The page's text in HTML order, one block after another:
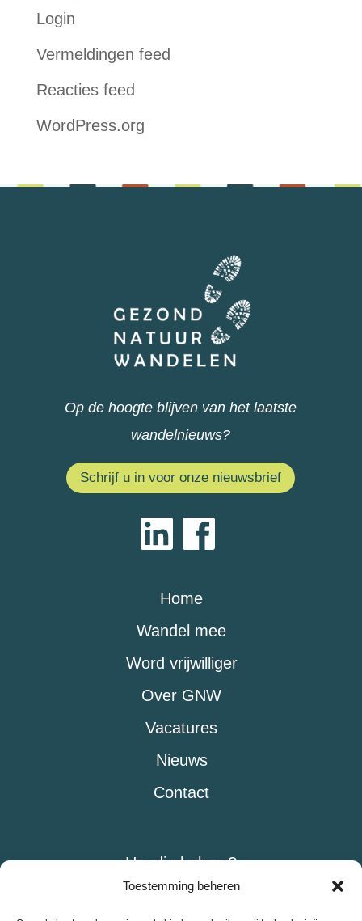
Toestemming beheren
Login
Vermeldingen feed
Reacties feed
WordPress.org
Op de hoogte blijven van het laatste
wandelnieuws?
Schrijf u in voor onze nieuwsbrief
Home
Wandel mee
Word vrijwilliger
Over GNW
Vacatures
Nieuws
Contact
Handje helpen?